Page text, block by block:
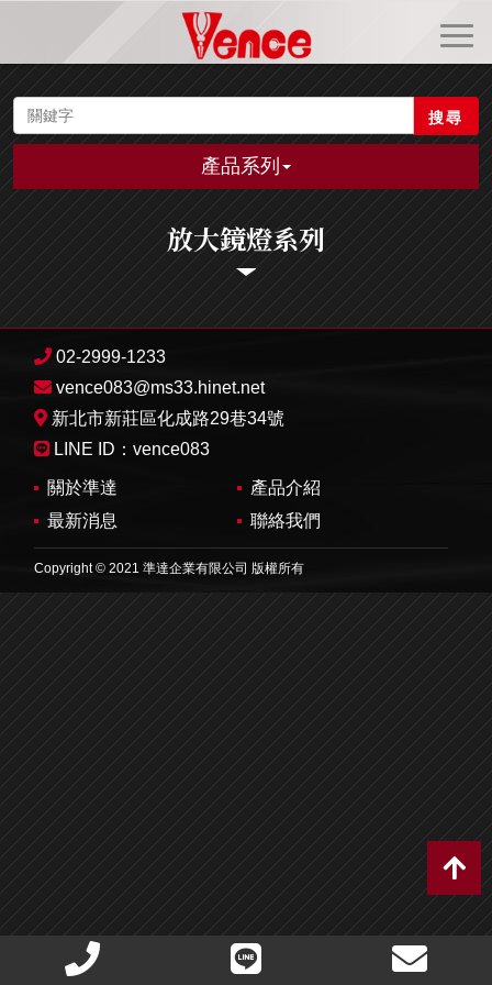
搜尋
產品系列
放大鏡燈系列
02-2999-1233
vence083@ms33.hinet.net
新北市新莊區化成路29巷34號
LINE ID： vence083
關於準達
產品介紹
最新消息
聯絡我們
Copyright © 2021 準達企業有限公司 版權所有